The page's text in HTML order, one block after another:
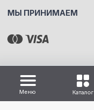
МЫ ПРИНИМАЕМ
Все права
Меню Каталог